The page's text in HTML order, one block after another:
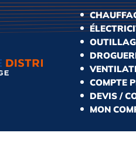
COMPTE
DEVIS /
MON